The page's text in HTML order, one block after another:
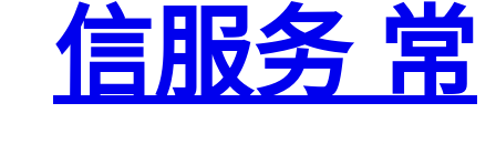
信服务 常